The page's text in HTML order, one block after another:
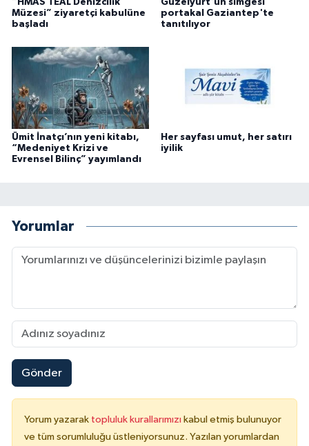
Müzesi” ziyaretçi kabulüne
başladı
portakal Gaziantep'te
tanıtılıyor
Ümit İnatçı’nın yeni kitabı,
“Medeniyet Krizi ve
Evrensel Bilinç” yayımlandı
Her sayfası umut, her satırı
iyilik
Yorumlar
Gönder
Yorum yazarak topluluk kurallarımızı kabul etmiş bulunuyor
ve tüm sorumluluğu üstleniyorsunuz. Yazılan yorumlardan